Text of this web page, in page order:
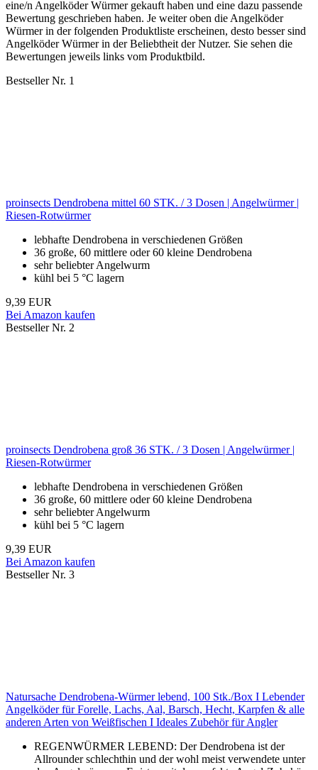
eine/n Angelköder Würmer gekauft haben und eine dazu passende
Bewertung geschrieben haben. Je weiter oben die Angelköder
Würmer in der folgenden Produktliste erscheinen, desto besser sind
Angelköder Würmer in der Beliebtheit der Nutzer. Sie sehen die
Bewertungen jeweils links vom Produktbild.
Bestseller Nr. 1
proinsects Dendrobena mittel 60 STK. / 3 Dosen | Angelwürmer |
Riesen-Rotwürmer
lebhafte Dendrobena in verschiedenen Größen
36 große, 60 mittlere oder 60 kleine Dendrobena
sehr beliebter Angelwurm
kühl bei 5 °C lagern
9,39 EUR
Bei Amazon kaufen
Bestseller Nr. 2
proinsects Dendrobena groß 36 STK. / 3 Dosen | Angelwürmer |
Riesen-Rotwürmer
lebhafte Dendrobena in verschiedenen Größen
36 große, 60 mittlere oder 60 kleine Dendrobena
sehr beliebter Angelwurm
kühl bei 5 °C lagern
9,39 EUR
Bei Amazon kaufen
Bestseller Nr. 3
Natursache Dendrobena-Würmer lebend, 100 Stk./Box I Lebender
Angelköder für Forelle, Lachs, Aal, Barsch, Hecht, Karpfen & alle
anderen Arten von Weißfischen I Ideales Zubehör für Angler
REGENWÜRMER LEBEND: Der Dendrobena ist der
Allrounder schlechthin und der wohl meist verwendete unter